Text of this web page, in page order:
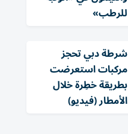
للرطب»
شرطة دبي تحجز
مركبات استعرضت
بطريقة خطِرة خلال
الأمطار (فيديو)